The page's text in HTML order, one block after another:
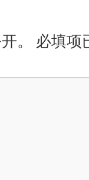
。 必填项